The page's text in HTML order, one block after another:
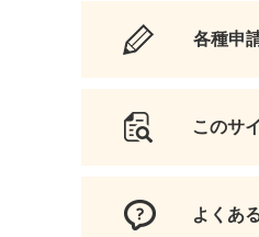
各種申
このサ
よくあ